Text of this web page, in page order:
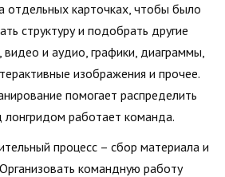
отдельных карточках, чтобы было
структуру и подобрать другие
и аудио, графики, диаграммы,
изображения и прочее.
помогает распределить
лонгридом работает команда.
процесс – сбор материала и
командную работу